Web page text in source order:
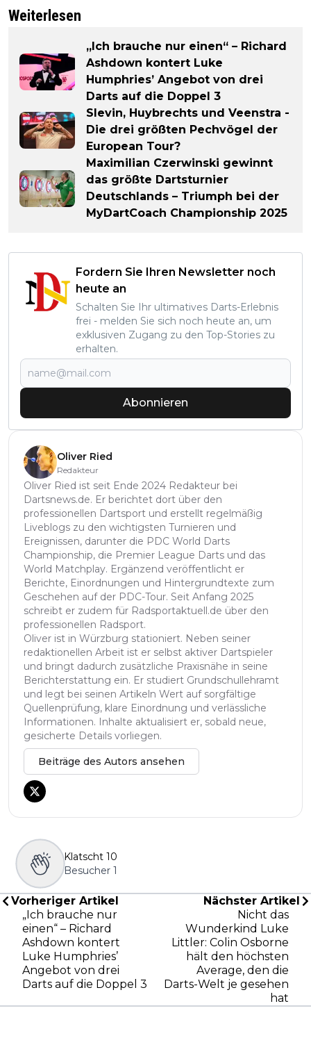
Weiterlesen
„Ich brauche nur einen“ – Richard
Ashdown kontert Luke
Humphries’ Angebot von drei
Darts auf die Doppel 3
Slevin, Huybrechts und Veenstra -
Die drei größten Pechvögel der
European Tour?
Maximilian Czerwinski gewinnt
das größte Dartsturnier
Deutschlands – Triumph bei der
MyDartCoach Championship 2025
Fordern Sie Ihren Newsletter noch
heute an
Schalten Sie Ihr ultimatives Darts-Erlebnis
frei - melden Sie sich noch heute an, um
exklusiven Zugang zu den Top-Stories zu
erhalten.
Abonnieren
Oliver Ried
Redakteur
Oliver Ried ist seit Ende 2024 Redakteur bei
Dartsnews.de. Er berichtet dort über den
professionellen Dartsport und erstellt regelmäßig
Liveblogs zu den wichtigsten Turnieren und
Ereignissen, darunter die PDC World Darts
Championship, die Premier League Darts und das
World Matchplay. Ergänzend veröffentlicht er
Berichte, Einordnungen und Hintergrundtexte zum
Geschehen auf der PDC-Tour. Seit Anfang 2025
schreibt er zudem für Radsportaktuell.de über den
professionellen Radsport.
Oliver ist in Würzburg stationiert. Neben seiner
redaktionellen Arbeit ist er selbst aktiver Dartspieler
und bringt dadurch zusätzliche Praxisnähe in seine
Berichterstattung ein. Er studiert Grundschullehramt
und legt bei seinen Artikeln Wert auf sorgfältige
Quellenprüfung, klare Einordnung und verlässliche
Informationen. Inhalte aktualisiert er, sobald neue,
gesicherte Details vorliegen.
Beiträge des Autors ansehen
Klatscht 10
Besucher 1
Vorheriger Artikel
„Ich brauche nur
einen“ – Richard
Ashdown kontert
Luke Humphries’
Angebot von drei
Darts auf die Doppel 3
Nächster Artikel
Nicht das
Wunderkind Luke
Littler: Colin Osborne
hält den höchsten
Average, den die
Darts-Welt je gesehen
hat